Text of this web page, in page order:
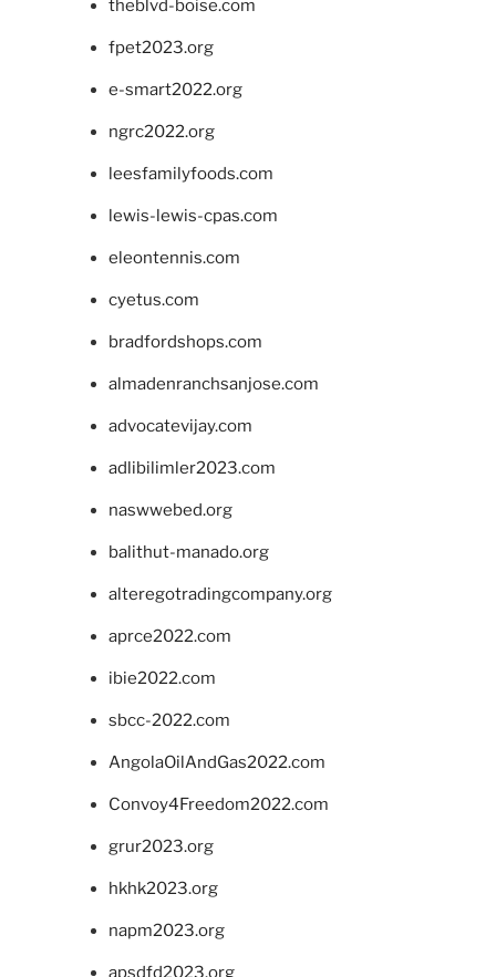
theblvd-boise.com
fpet2023.org
e-smart2022.org
ngrc2022.org
leesfamilyfoods.com
lewis-lewis-cpas.com
eleontennis.com
cyetus.com
bradfordshops.com
almadenranchsanjose.com
advocatevijay.com
adlibilimler2023.com
naswwebed.org
balithut-manado.org
alteregotradingcompany.org
aprce2022.com
ibie2022.com
sbcc-2022.com
AngolaOilAndGas2022.com
Convoy4Freedom2022.com
grur2023.org
hkhk2023.org
napm2023.org
apsdfd2023.org